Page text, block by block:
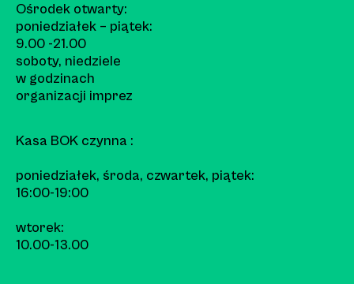
Ośrodek otwarty:
poniedziałek – piątek:
9.00 -21.00
soboty, niedziele
w godzinach
organizacji imprez
Kasa BOK czynna :
poniedziałek, środa, czwartek, piątek:
16:00-19:00
wtorek:
10.00-13.00